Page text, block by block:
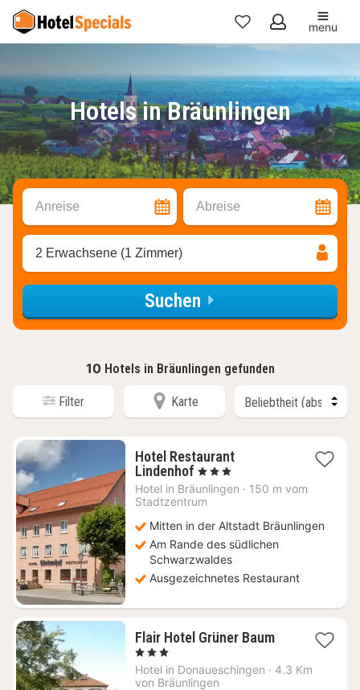
Meine
menu
Hotels in Bräunlingen
Anreise Abreise
2 Erwachsene (1 Zimmer)
Suchen
10 Hotels in Bräunlingen gefunden
Filter Karte
Hotel Restaurant
Lindenhof 1
Nacht
ab
€
, 3 Sterne
Hotel in Bräunlingen · 150 m vom
Stadtzentrum
Mitten in der Altstadt Bräunlingen
Am Rande des südlichen
Schwarzwaldes
Ausgezeichnetes Restaurant
Flair Hotel Grüner Baum3
ab
, 3 Sterne
Hotel in Donaueschingen · 4.3 Km
von Bräunlingen